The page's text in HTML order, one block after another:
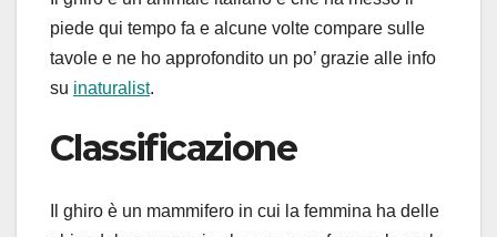
piede qui tempo fa e alcune volte compare sulle
tavole e ne ho approfondito un po’ grazie alle info
su inaturalist.
Classificazione
Il ghiro è un mammifero in cui la femmina ha delle